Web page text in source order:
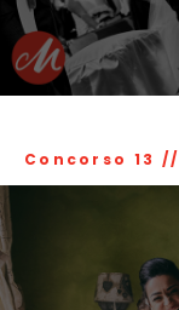
Concorso 13 //